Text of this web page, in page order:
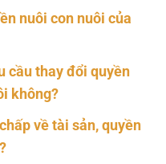
nuôi con nuôi của
cầu thay đổi quyền
không?
về tài sản, quyền